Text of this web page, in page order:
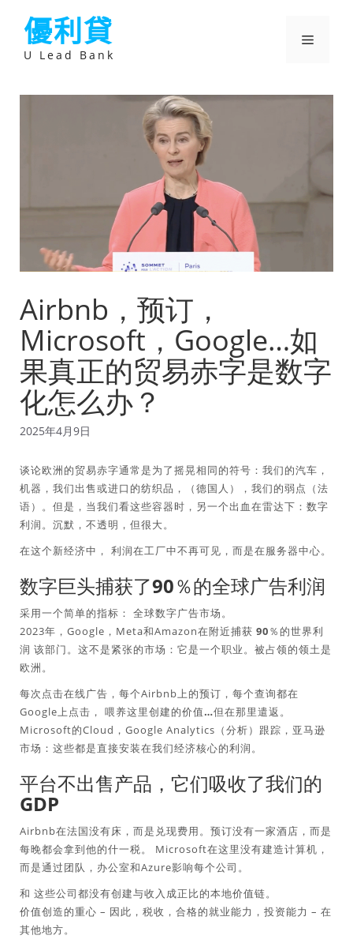
優利貸
U Lead Bank
選
Airbnb，预订，
Microsoft，Google…如
果真正的贸易赤字是数字
化怎么办？
2025年4月9日
谈论欧洲的贸易赤字通常是为了摇晃相同的符号：我们的汽车，
机器，我们出售或进口的纺织品，（德国人），我们的弱点（法
语）。但是，当我们看这些容器时，另一个出血在雷达下：数字
利润。沉默，不透明，但很大。
在这个新经济中， 利润在工厂中不再可见，而是在服务器中心。
数字巨头捕获了90％的全球广告利润
采用一个简单的指标： 全球数字广告市场。
2023年，Google，Meta和Amazon在附近捕获 90％的世界利
润 该部门。这不是紧张的市场：它是一个职业。被占领的领土是
欧洲。
每次点击在线广告，每个Airbnb上的预订，每个查询都在
Google上点击， 喂养这里创建的价值…但在那里遣返 。
Microsoft的Cloud，Google Analytics（分析）跟踪，亚马逊
市场：这些都是直接安装在我们经济核心的利润。
平台不出售产品，它们吸收了我们的
GDP
Airbnb在法国没有床，而是兑现费用。预订没有一家酒店，而是
每晚都会拿到他的什一税。 Microsoft在这里没有建造计算机，
而是通过团队，办公室和Azure影响每个公司。
和 这些公司都没有创建与收入成正比的本地价值链。
价值创造的重心 – 因此，税收，合格的就业能力，投资能力 – 在
其他地方。